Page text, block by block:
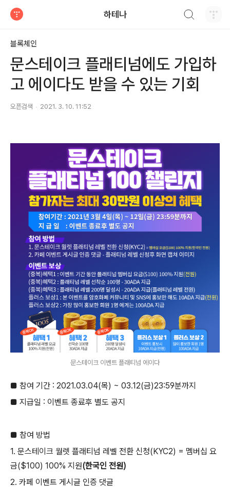
하테나
블록체인
문스테이크 플래티넘에도 가입하
고 에이다도 받을 수 있는 기회
오픈검색 2021. 3. 10. 11:52
문스테이크 이벤트 플래티넘 에이다
■ 참여 기간 : 2021.03.04(목) ~ 03.12(금)23:59분까지
■ 지급일 : 이벤트 종료후 별도 공지
■ 참여 방법
1. 문스테이크 월렛 플래티넘 레벨 전환 신청(KYC2) = 멤버십 요
금($100) 100% 지원(한국인 전원)
2. 카페 이벤트 게시글 인증 댓글